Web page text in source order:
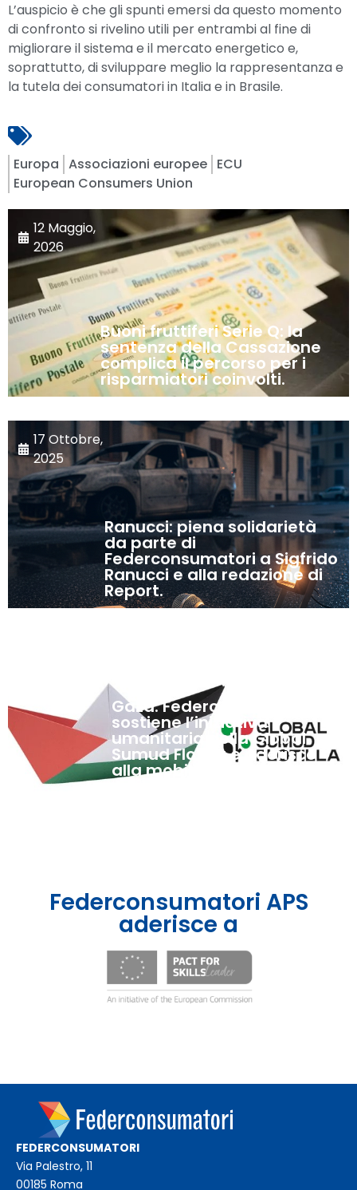
L’auspicio è che gli spunti emersi da questo momento
di confronto si rivelino utili per entrambi al fine di
migliorare il sistema e il mercato energetico e,
soprattutto, di sviluppare meglio la rappresentanza e
la tutela dei consumatori in Italia e in Brasile.
Europa Associazioni europee ECU
European Consumers Union
12 Maggio,
2026
Buoni fruttiferi Serie Q: la
sentenza della Cassazione
complica il percorso per i
risparmiatori coinvolti.
17 Ottobre,
2025
Ranucci: piena solidarietà
da parte di
Federconsumatori a Sigfrido
Ranucci e alla redazione di
Report.
Gaza: Federconsumatori
sostiene l’iniziativa
umanitaria della Global
Sumud Flotilla e aderisce
alla mobilitazione
nazionale promossa dalla
Federconsumatori APS
aderisce a
FEDERCONSUMATORI
Via Palestro, 11
00185 Roma